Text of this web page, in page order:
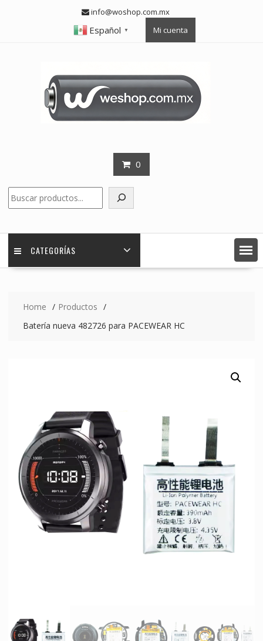
info@woshop.com.mx
Español ▼ Mi cuenta
0
CATEGORÍAS
Home
Productos
Batería nueva 482726 para PACEWEAR HC